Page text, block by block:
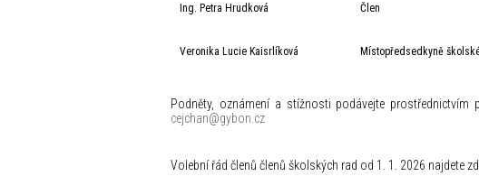
Ing. Petra Hrudková Člen
Veronika Lucie Kaisrlíková Místopředsedkyně
Podněty, oznámení a stížnosti podávejte prostřednictvím
cejchan@gybon.cz
Volební řád členů členů školských rad od 1. 1. 2026 najdete